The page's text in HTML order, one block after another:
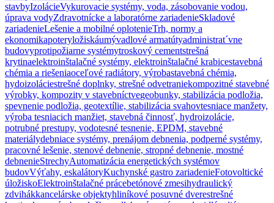
stavbyIzolácieVykurovacie systémy, voda, zásobovanie vodou,
úprava vodyZdravotnícke a laboratórne zariadenieSkladové
zariadenieLešenie a mobilné oplotenieTrh, normy a
ekonomikapoteryložiskáumývadlové armatútyadministrat´vne
budovyprotipožiarne systémytroskový cementstrešná
krytinaelektroinštalačné systémy, elektroinštalačné krabicestavebná
chémia a riešeniaoceľové radiátory, výrobastavebná chémia,
hydoizoláciestrešné doplnky, strešné odvetraniekompozitné stavebné
výrobky, kompozity v stavebníctvegeobunky, stabilizácia podložia,
spevnenie podložia, geotextílie, stabilizácia svahovtesniace manžety,
výroba tesniacich manžiet, stavebná činnosť, hydroizolácie,
potrubné prestupy, vodotesné tesnenie, EPDM, stavebné
materiálydebniace systémy, prenájom debnenia, podperné systémy,
pracovné lešenie, stenové debnenie, stropné debnenie, mostné
debnenieStrechyAutomatizácia energetických systémov
budovVýťahy, eskalátoryKuchynské gastro zariadenieFotovoltické
úložiskoElektroinštalačné prácebetónové zmesihydraulický
zdvihákkancelárske objektyhliníkové posuvné dverestrešné